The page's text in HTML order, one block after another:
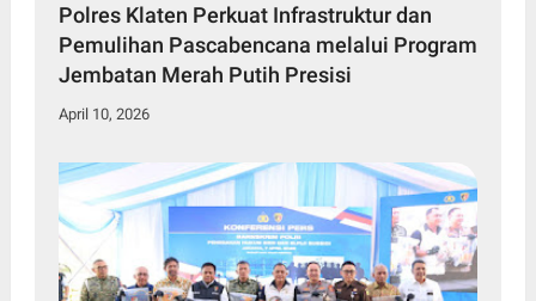
Polres Klaten Perkuat Infrastruktur dan
Pemulihan Pascabencana melalui Program
Jembatan Merah Putih Presisi
April 10, 2026